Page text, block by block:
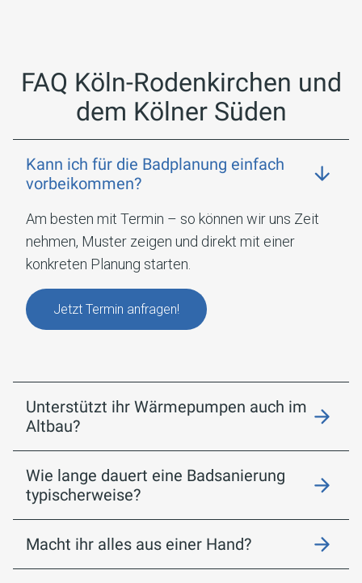
FAQ Köln-Rodenkirchen und
dem Kölner Süden
Kann ich für die Badplanung einfach
vorbeikommen?
Am besten mit Termin – so können wir uns Zeit
nehmen, Muster zeigen und direkt mit einer
konkreten Planung starten.
Jetzt Termin anfragen!
Unterstützt ihr Wärmepumpen auch im
Altbau?
Wie lange dauert eine Badsanierung
typischerweise?
Macht ihr alles aus einer Hand?